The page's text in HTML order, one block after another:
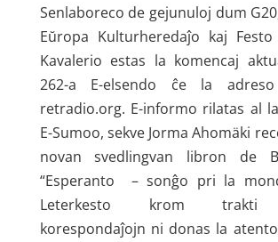
Senlaboreco de gejunuloj dum
Eŭropa Kulturheredaĵo kaj
Kavalerio estas la komencaj
262-a E-elsendo ĉe la adreso
retradio.org. E-informo rilatas al
E-Sumoo, sekve Jorma Ahomäki
novan svedlingvan libron de
“Esperanto – sonĝo pri la
Leterkesto krom trakti
korespondaĵojn ni donas la